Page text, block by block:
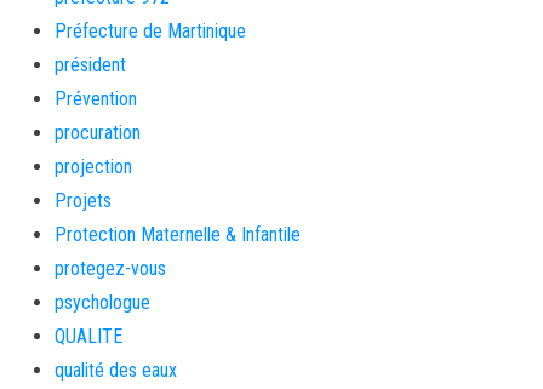
Préfecture de Martinique
président
Prévention
procuration
projection
Projets
Protection Maternelle & Infantile
protegez-vous
psychologue
QUALITE
qualité des eaux